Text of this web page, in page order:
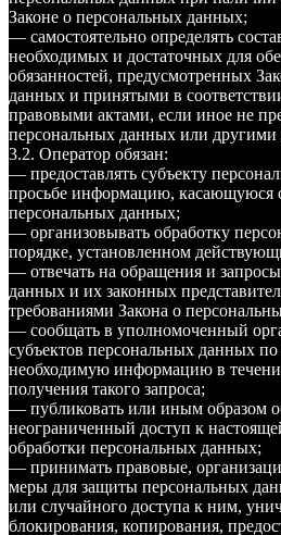
Законе о персональных данных;
— самостоятельно определять
необходимых и достаточных для
обязанностей, предусмотренных
данных и принятыми в
правовыми актами, если иное не
персональных данных или другими
3.2. Оператор обязан:
— предоставлять субъекту
просьбе информацию, касающуюся
персональных данных;
— организовывать обработку
порядке, установленном
— отвечать на обращения и
данных и их законных
требованиями Закона о
— сообщать в уполномоченный
субъектов персональных данных по
необходимую информацию в
получения такого запроса;
— публиковать или иным образом
неограниченный доступ к
обработки персональных данных;
— принимать правовые,
меры для защиты персональных
или случайного доступа к ним,
блокирования, копирования,